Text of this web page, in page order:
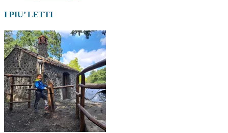
I PIU’ LETTI